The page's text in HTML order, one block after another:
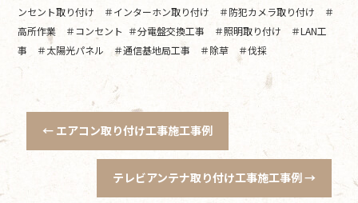
ンセント取り付け ＃インターホン取り付け ＃防犯カメラ取り付け ＃
高所作業 ＃コンセント ＃分電盤交換工事 ＃照明取り付け ＃LAN工
事 ＃太陽光パネル ＃通信基地局工事 ＃除草 ＃伐採
← エアコン取り付け工事施工事例
テレビアンテナ取り付け工事施工事例→